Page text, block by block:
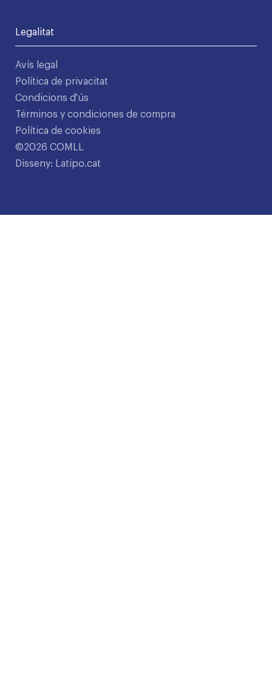
Legalitat
Avís legal
Política de privacitat
Condicions d'ús
Términos y condiciones de compra
Política de cookies
©2026 COMLL
Disseny: Latipo.cat